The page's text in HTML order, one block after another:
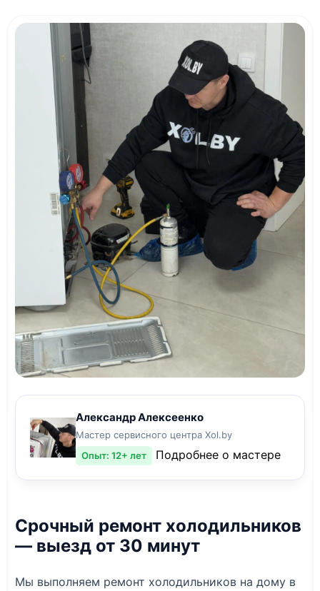
Александр Алексеенко
Мастер сервисного центра Xol.by
Опыт: 12+ лет
Подробнее о мастере
Срочный ремонт холодильников
— выезд от 30 минут
Мы выполняем ремонт холодильников на дому в